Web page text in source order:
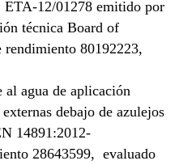
12/01278 emitido por
técnica Board of
80192223,
al agua de aplicación
debajo de azulejos
14891:2012-
28643599, evaluado